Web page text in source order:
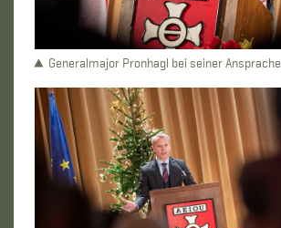
Generalmajor Pronhagl bei seiner Ansprache